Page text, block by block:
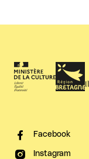
Facebook
Instagram